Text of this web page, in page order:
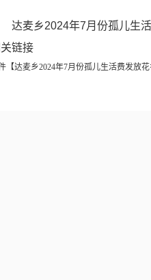
达麦乡2024年7月份孤儿生
链接
【达麦乡2024年7月份孤儿生活费发放